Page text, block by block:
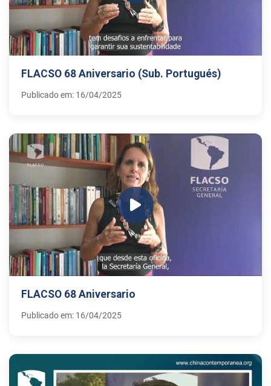
FLACSO 68 Aniversario (Sub. Portugués)
Publicado em: 16/04/2025
FLACSO 68 Aniversario
Publicado em: 16/04/2025